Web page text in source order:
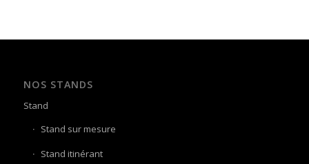
NOS STANDS
Stand
Stand sur mesure
Stand itinérant